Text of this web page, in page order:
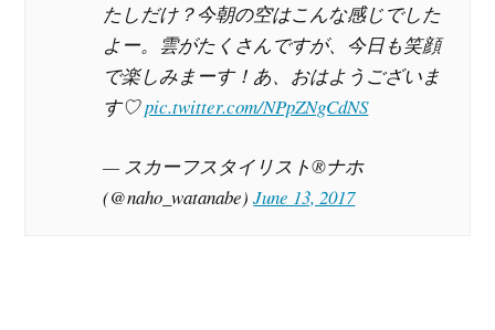
たしだけ？今朝の空はこんな感じでした
よー。雲がたくさんですが、今日も笑顔
で楽しみまーす！あ、おはようございま
す♡pic.twitter.com/NPpZNgCdNS
— スカーフスタイリスト®ナホ
(@naho_watanabe)June 13, 2017